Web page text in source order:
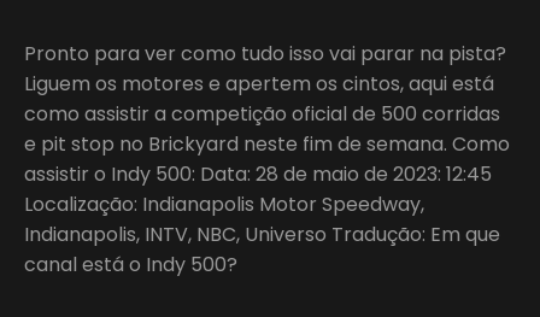
Pronto para ver como tudo isso vai parar na pista?
Liguem os motores e apertem os cintos, aqui está
como assistir a competição oficial de 500 corridas
e pit stop no Brickyard neste fim de semana. Como
assistir o Indy 500: Data: 28 de maio de 2023: 12:45
Localização: Indianapolis Motor Speedway,
Indianapolis, INTV, NBC, Universo Tradução: Em que
canal está o Indy 500?